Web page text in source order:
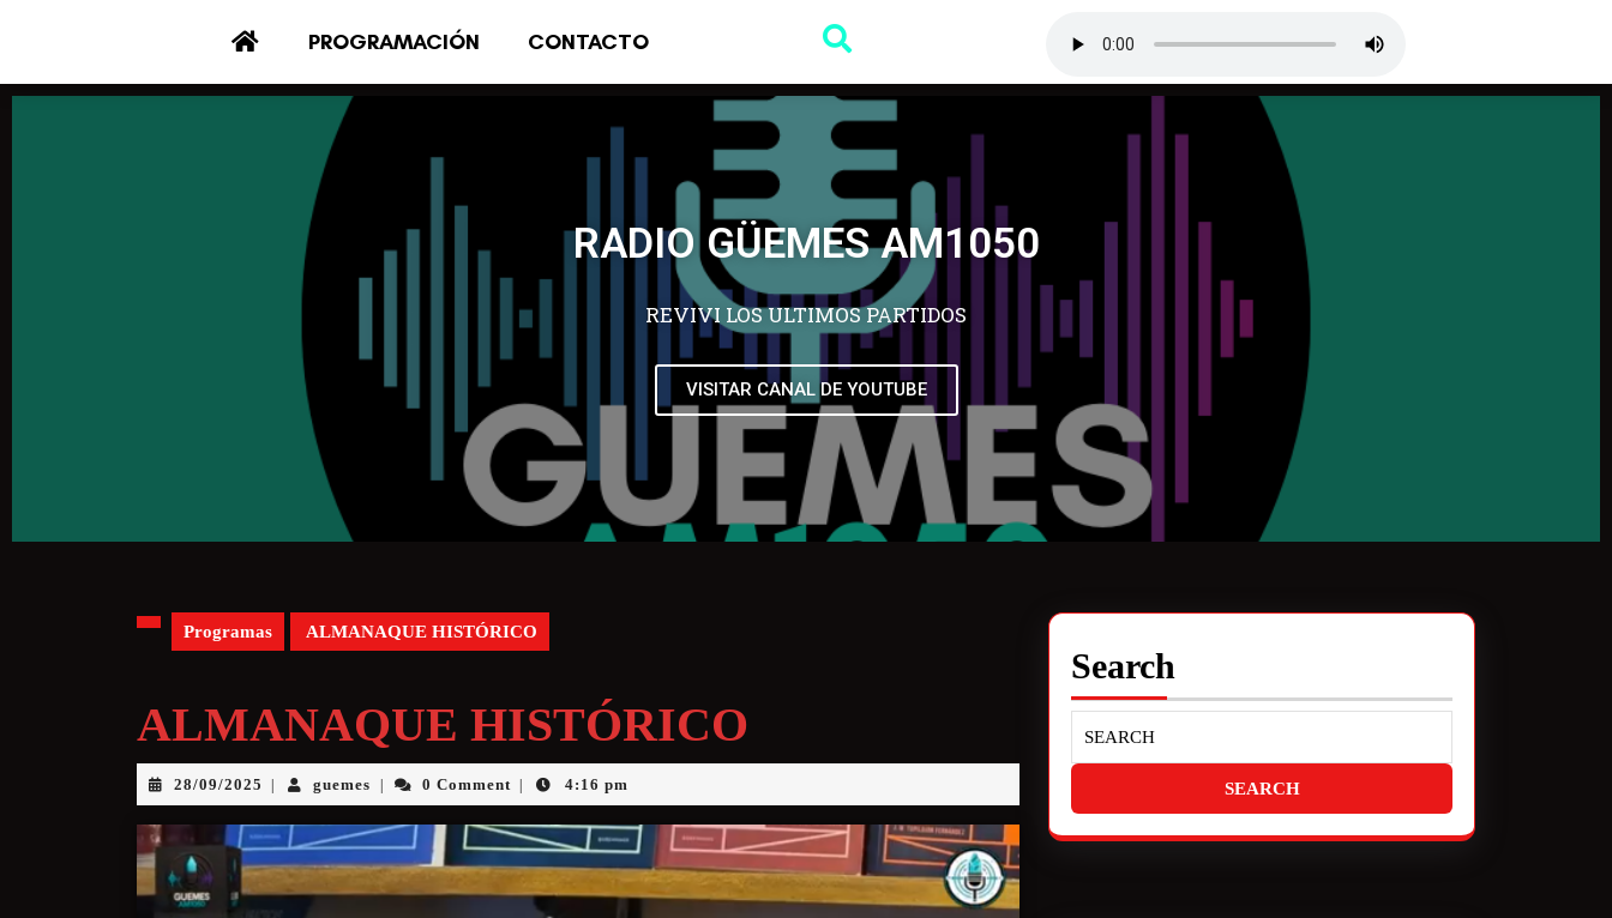
PROGRAMACIÓN CONTACTO
RADIO GÜEMES AM1050
REVIVI LOS ULTIMOS PARTIDOS
VISITAR CANAL DE YOUTUBE
Programas ALMANAQUE HISTÓRICO
ALMANAQUE HISTÓRICO
28/09/2025 guemes 0 Comment 4:16 pm
Search